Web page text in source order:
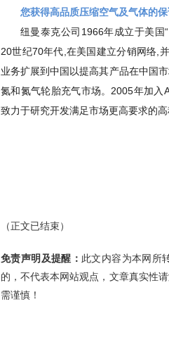
您获得高品质压缩空气及气体的
纽曼泰克公司1966年成立于美国
20世纪70年代,在美国建立分销网络,
业务扩展到中国以提高其产品在中国
氮和氮气轮胎充气市场。2005年加
致力于研究开发满足市场更高要求的
（正文已结束）
免责声明及提醒： 此文内容为本网所
的，不代表本网站观点，文章真实性
需谨慎！